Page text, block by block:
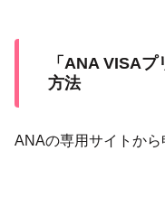
「ANA VISA
方法
ANAの専用サイトから